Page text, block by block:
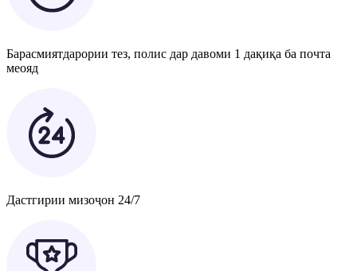
Барасмиятдарории тез, полис дар давоми 1 дақиқа ба почта
меояд
Дастгирии мизоҷон 24/7